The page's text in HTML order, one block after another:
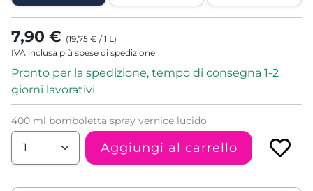
7,90 € (19,75 € /1 L )
IVA inclusa più spese di spedizione
Pronto per la spedizione, tempo di consegna 1-2
giorni lavorativi
400 ml bomboletta spray vernice lucido
Aggiungi al carrello